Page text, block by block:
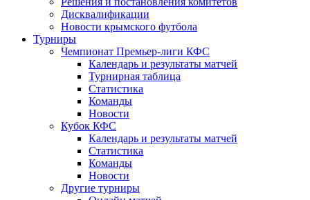
Дисквалификации
Новости крымского футбола
Турниры
Чемпионат Премьер-лиги КФС
Календарь и результаты матчей
Турнирная таблица
Статистика
Команды
Новости
Кубок КФС
Календарь и результаты матчей
Статистика
Команды
Новости
Другие турниры